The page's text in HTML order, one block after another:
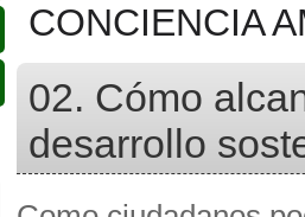
CONCIENCIA
02. Cómo
desarrollo